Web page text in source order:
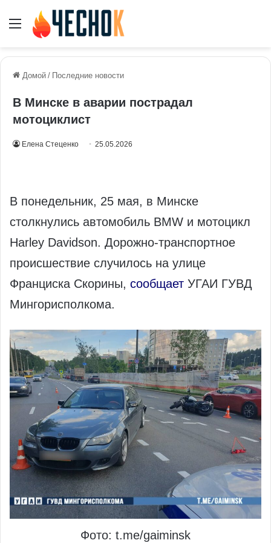
Меню
Домой / Последние новости
В Минске в аварии пострадал
мотоциклист
Елена Стеценко 25.05.2026
В понедельник, 25 мая, в Минске
столкнулись автомобиль BMW и мотоцикл
Harley Davidson. Дорожно-транспортное
происшествие случилось на улице
Франциска Скорины, сообщает УГАИ ГУВД
Мингорисполкома.
Фото: t.me/gaiminsk